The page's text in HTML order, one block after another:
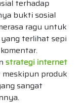
terhadap
bukti sosial
ragu untuk
terlihat sepi
strategi internet
produk
sangat